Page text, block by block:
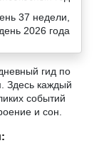
37 недели,
2026 года
гид по
Здесь каждый
событий
и сон.